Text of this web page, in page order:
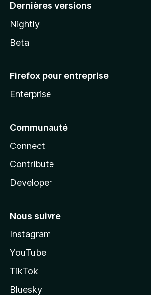
Dernières versions
Nightly
Beta
Firefox pour entreprise
Enterprise
Communauté
Connect
Contribute
Developer
Nous suivre
Instagram
YouTube
TikTok
Bluesky